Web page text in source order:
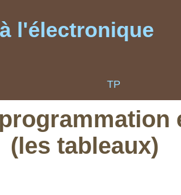
l'électronique
TP
(les tableaux)